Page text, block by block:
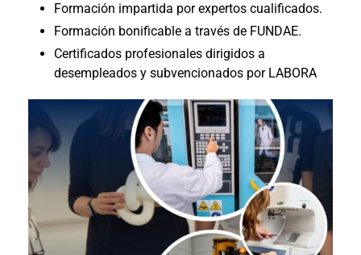
Formación impartida por expertos cualificados.
Formación bonificable a través de FUNDAE.
Certificados profesionales dirigidos a
desempleados y subvencionados por LABORA